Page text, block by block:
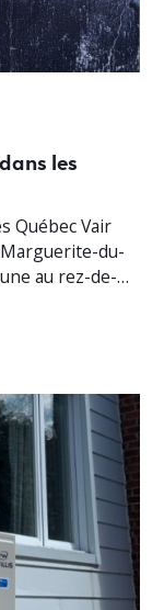
les
Québec Vair
du-
au rez-de-